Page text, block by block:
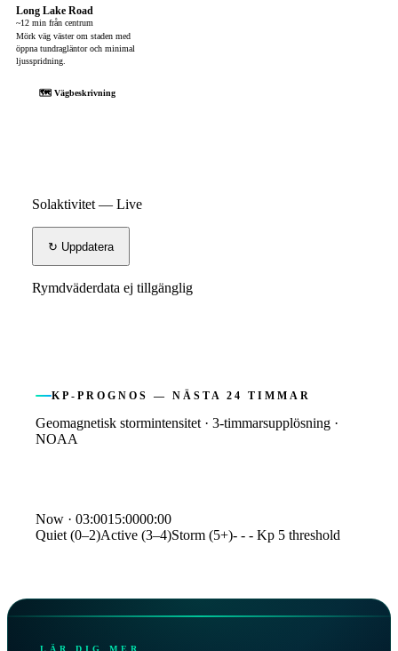
Long Lake Road
~12 min från centrum
Mörk väg väster om staden med
öppna tundragläntor och minimal
ljusspridning.
🗺 Vägbeskrivning
Solaktivitet — Live
↻ Uppdatera
Rymdväderdata ej tillgänglig
KP-PROGNOS — NÄSTA 24 TIMMAR
Geomagnetisk stormintensitet · 3-timmarsupplösning ·
NOAA
Kp index forecast
Time
Kp
09:00
2.0
12:00
3.3
Now · 03:0015:0000:00
Quiet (0–2)Active (3–4)Storm (5+)- - - Kp 5 threshold